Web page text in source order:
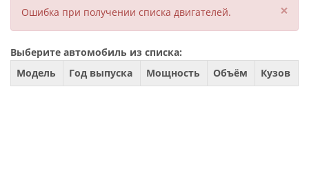
Ошибка при получении списка двигателей. ×
Выберите автомобиль из списка:
Модель
Год выпуска Мощность Объём Кузов